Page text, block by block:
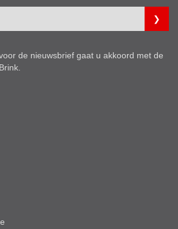
de nieuwsbrief gaat u akkoord met de